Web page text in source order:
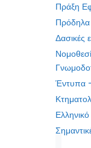
Πράξη
Δασικές
Έντυπα